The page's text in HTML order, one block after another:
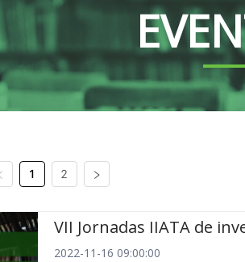
1 2
VII Jornadas IIATA de
2022-11-16 09:00:00